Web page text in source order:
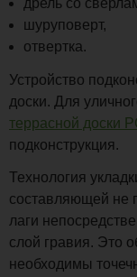
шуруповерт,
отвертка.
Устройство
доски. Для
террасной доски
подконструкция.
Технология
составляющей не
лаги
слой гравия. Это
необходимы